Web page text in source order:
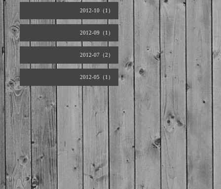
2012-10（1）
2012-09（1）
2012-07（2）
2012-05（1）